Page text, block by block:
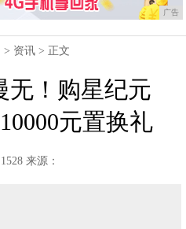
广告
> 资讯 > 正文
无！购星纪元
元置换礼
来源：